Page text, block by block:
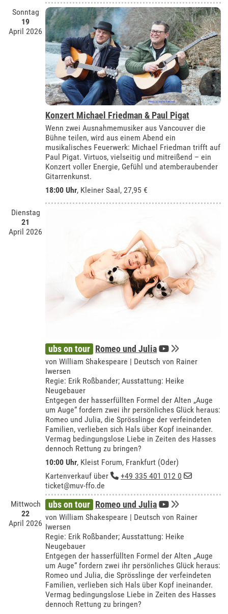
Sonntag
19
April 2026
Konzert Michael Friedman & Paul Pigat
Wenn zwei Ausnahmemusiker aus Vancouver die
Bühne teilen, wird aus einem Abend ein
musikalisches Feuerwerk: Michael Friedman trifft auf
Paul Pigat. Virtuos, vielseitig und mitreißend – ein
Konzert voller Energie, Gefühl und atemberaubender
Gitarrenkunst.
18:00 Uhr, Kleiner Saal , 27,95 €
Dienstag
21
April 2026
ubs on tour Romeo und Julia
von William Shakespeare | Deutsch von Rainer
Iwersen
Regie: Erik Roßbander; Ausstattung: Heike
Neugebauer
Entgegen der hasserfüllten Formel der Alten „Auge
um Auge“ fordern zwei ihr persönliches Glück heraus:
Romeo und Julia, die Sprösslinge der verfeindeten
Familien, verlieben sich Hals über Kopf ineinander.
Vermag bedingungslose Liebe in Zeiten des Hasses
dennoch Rettung zu bringen?
10:00 Uhr, Kleist Forum, Frankfurt (Oder)
Kartenverkauf über
+49 335 401 012 0
ticket@muv-ffo.de
Mittwoch
22
April 2026
ubs on tour Romeo und Julia
von William Shakespeare | Deutsch von Rainer
Iwersen
Regie: Erik Roßbander; Ausstattung: Heike
Neugebauer
Entgegen der hasserfüllten Formel der Alten „Auge
um Auge“ fordern zwei ihr persönliches Glück heraus:
Romeo und Julia, die Sprösslinge der verfeindeten
Familien, verlieben sich Hals über Kopf ineinander.
Vermag bedingungslose Liebe in Zeiten des Hasses
dennoch Rettung zu bringen?